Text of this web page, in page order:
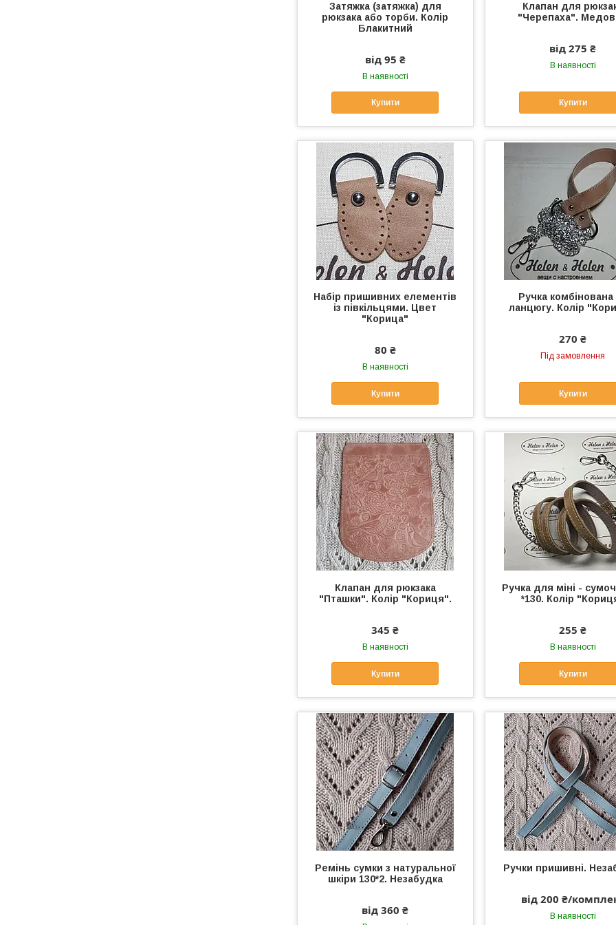
Затяжка (затяжка) для
рюкзака або торби. Колір
Блакитний
від 95 ₴
В наявності
Купити
Клапан для
"Черепаха".
від 275 ₴
В наявності
Купити
Набір пришивних елементів
із півкільцями. Цвет
"Корица"
80 ₴
В наявності
Купити
Ручка комбінована
ланцюгу. Колір
270 ₴
Під замовлення
Купити
Клапан для рюкзака
"Пташки". Колір "Кориця".
345 ₴
В наявності
Купити
Ручка для міні -
*130. Колір
255 ₴
В наявності
Купити
Ремінь сумки з натуральної
шкіри 130*2. Незабудка
від 360 ₴
Ручки пришивні.
від 200 ₴/
В наявності